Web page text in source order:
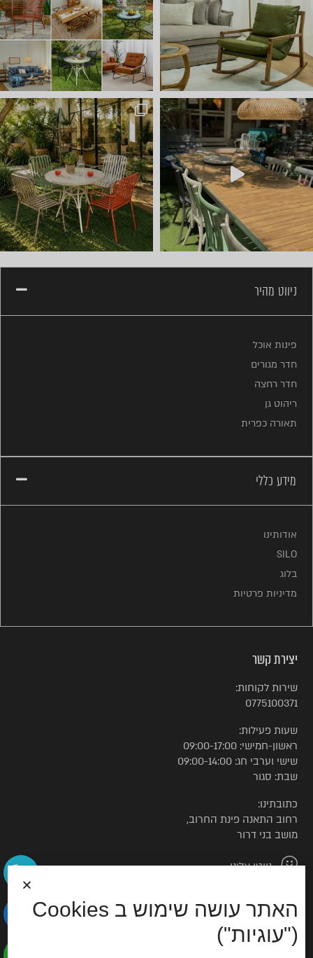
חדש ⭐ קונטיינרים של ריהוט ל
ניווט מהיר
פינות אוכל
חדר מגורים
חדר רחצה
ריהוט גן
תאורה כפרית
מידע כללי
אודותינו
SILO
בלוג
מדיניות פרטיות
יצירת קשר
שירות לקוחות:
0775100371
שעות פעילות:
ראשון-חמישי: 09:00-17:00
שישי וערבי חג: 09:00-14:00
שבת: סגור
כתובתינו:
רחוב התאנה פינת החרוב,
מושב בני דרור
נווטו אלינו
© כל הזכויות שמורות לטורקיז האוס
האתר עושה שימוש ב Cookies
("עוגיות")